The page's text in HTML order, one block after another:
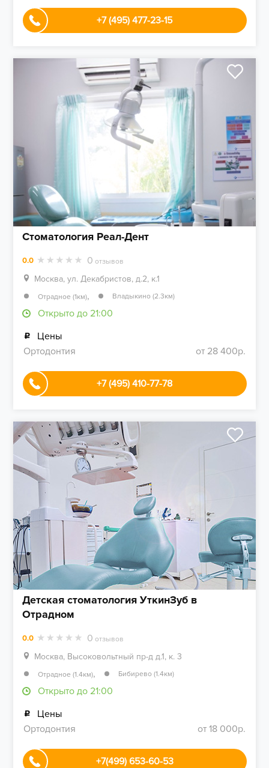
+7 (495) 477-23-15
Стоматология Реал-Дент
0.0 0 отзывов
Москва, ул. Декабристов, д.2, к.1
Отрадное (1км), Владыкино (2.3км)
Открыто до 21:00
Цены
Ортодонтия
от 28 400р.
+7 (495) 410-77-78
Детская стоматология УткинЗуб в
Отрадном
0.0 0 отзывов
Москва, Высоковольтный пр-д д.1, к. 3
Отрадное (1.4км), Бибирево (1.4км)
Открыто до 21:00
Цены
Ортодонтия
от 18 000р.
+7(499) 653-60-53